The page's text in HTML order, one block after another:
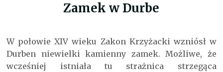
Zamek w Durbe
W połowie XIV wieku Zakon Krzyżacki wzniósł w
Durben niewielki kamienny zamek. Możliwe, że
wcześniej istniała tu strażnica strzegąca